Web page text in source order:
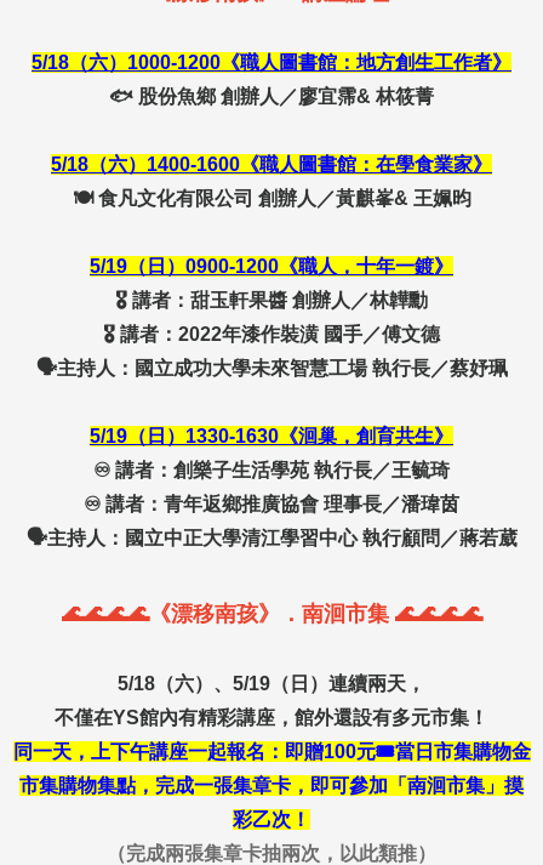
5/18（六）1000-1200《職人圖書館：地方創生工作者》
🐟 股份魚鄉 創辦人／廖宜霈& 林筱菁
5/18（六）1400-1600《職人圖書館：在學食業家》
🍽️食凡文化有限公司 創辦人／黃麒峯& 王姵昀
5/19（日）0900-1200《職人，十年一鍍》
🎖️ 講者：甜玉軒果醬 創辦人／林韡勳
🎖️ 講者：2022年漆作裝潢 國手／傅文德
🗣️主持人：國立成功大學未來智慧工場 執行長／蔡妤珮
5/19（日）1330-1630《洄巢，創育共生》
♾️ 講者：創樂子生活學苑 執行長／王毓琦
♾️ 講者：青年返鄉推廣協會 理事長／潘瑋茵
🗣️主持人：國立中正大學清江學習中心 執行顧問／蔣若葳
🌊🌊🌊🌊《漂移南孩》．南洄市集 🌊🌊🌊🌊
5/18（六）、5/19（日）連續兩天，
不僅在YS館內有精彩講座，館外還設有多元市集！
同一天，上下午講座一起報名：即贈100元🎟️當日市集購物金
市集購物集點，完成一張集章卡，即可參加「南洄市集」摸
彩乙次！
（完成兩張集章卡抽兩次，以此類推）